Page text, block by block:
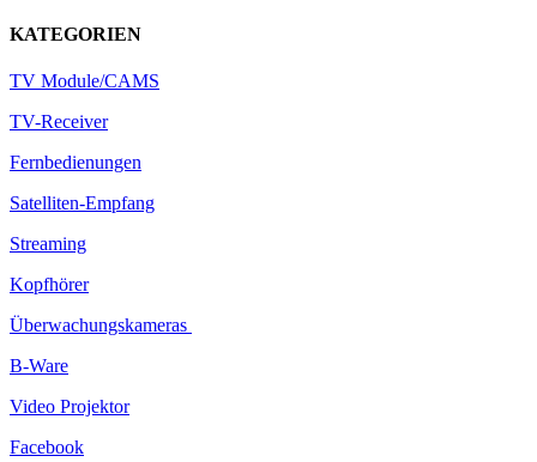
KATEGORIEN
TV Module/CAMS
TV-Receiver
Fernbedienungen
Satelliten-Empfang
Streaming
Kopfhörer
Überwachungskameras
B-Ware
Video Projektor
Facebook